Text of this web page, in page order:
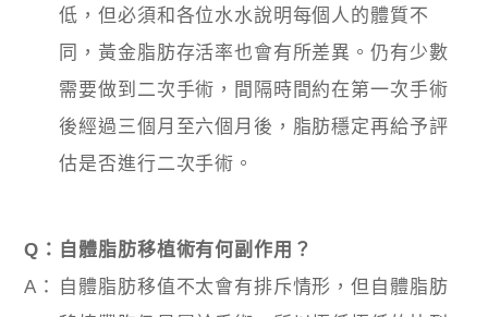
低，但必須和各位水水說明每個人的體質不
同，黃金脂肪存活率也會有所差異。仍有少數
需要做到二次手術，間隔時間約在第一次手術
後經過三個月至六個月後，脂肪穩定再給予評
估是否進行二次手術。
Q： 自體脂肪移植術有何副作用？
A：
自體脂肪移值不太會有排斥情形，但自體脂肪